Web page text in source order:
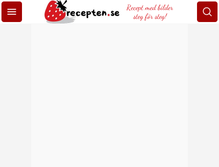
Recept med bilder
steg för steg!